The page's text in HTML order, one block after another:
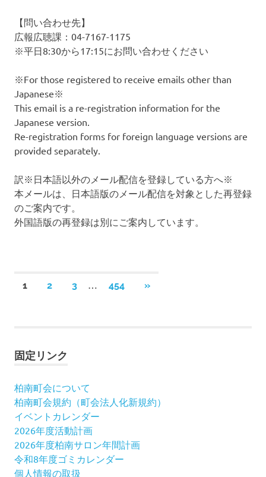
【問い合わせ先】
広報広聴課：04-7167-1175
※平日8:30から17:15にお問い合わせください
※For those registered to receive emails other than
Japanese※
This email is a re-registration information for the
Japanese version.
Re-registration forms for foreign language versions are
provided separately.
訳※日本語以外のメール配信を登録している方へ※
本メールは、日本語版のメール配信を対象とした再登録
のご案内です。
外国語版の再登録は別にご案内しています。
投
ビ
ゲ
ー
シ
ョ
1 2 3 454
次
»
固定リンク
柏南町会について
柏南町会規約（町会法人化新規約）
イベントカレンダー
2026年度活動計画
2026年度柏南サロン年間計画
令和8年度ゴミカレンダー
個人情報の取扱